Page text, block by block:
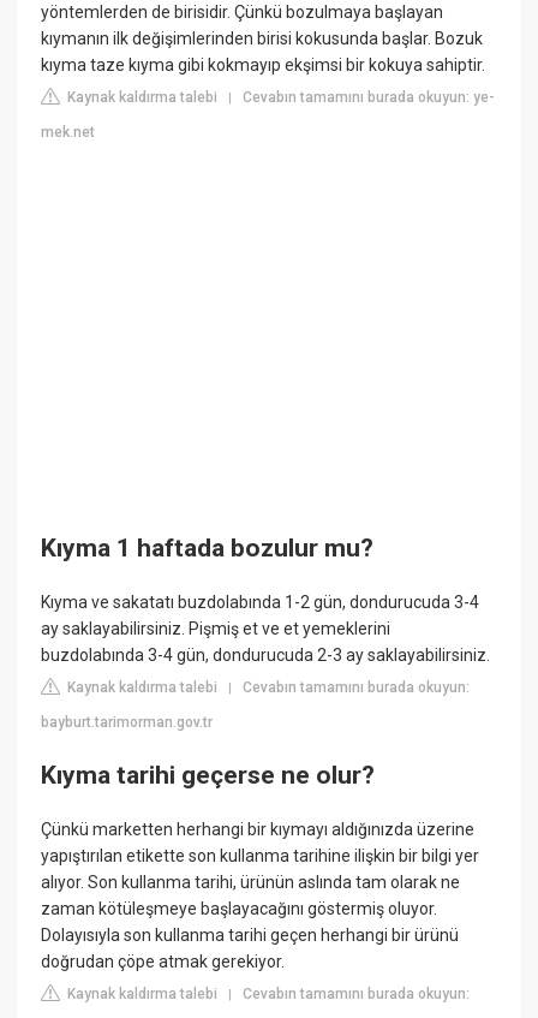
yöntemlerden de birisidir. Çünkü bozulmaya başlayan
kıymanın ilk değişimlerinden birisi kokusunda başlar. Bozuk
kıyma taze kıyma gibi kokmayıp ekşimsi bir kokuya sahiptir.
Kaynak kaldırma talebi |Cevabın tamamını burada okuyun: ye-
mek.net
Kıyma 1 haftada bozulur mu?
Kıyma ve sakatatı buzdolabında 1-2 gün, dondurucuda 3-4
ay saklayabilirsiniz. Pişmiş et ve et yemeklerini
buzdolabında 3-4 gün, dondurucuda 2-3 ay saklayabilirsiniz.
Kaynak kaldırma talebi |Cevabın tamamını burada okuyun:
bayburt.tarimorman.gov.tr
Kıyma tarihi geçerse ne olur?
Çünkü marketten herhangi bir kıymayı aldığınızda üzerine
yapıştırılan etikette son kullanma tarihine ilişkin bir bilgi yer
alıyor. Son kullanma tarihi, ürünün aslında tam olarak ne
zaman kötüleşmeye başlayacağını göstermiş oluyor.
Dolayısıyla son kullanma tarihi geçen herhangi bir ürünü
doğrudan çöpe atmak gerekiyor.
Kaynak kaldırma talebi |Cevabın tamamını burada okuyun: